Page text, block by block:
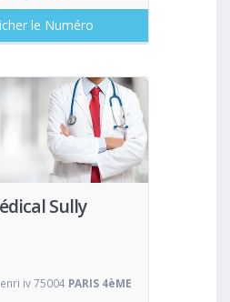
le Numéro
Sully
Voir
iv 75004 PARIS 4èME